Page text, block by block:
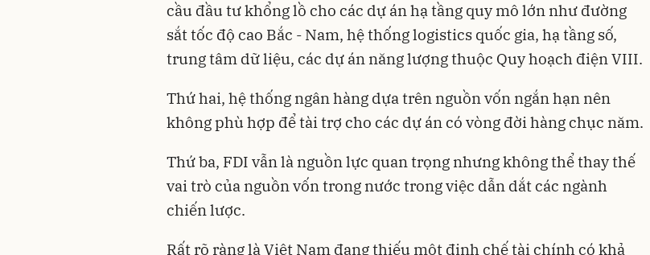
cầu đầu tư khổng lồ cho các dự án hạ tầng quy mô lớn như đường
sắt tốc độ cao Bắc - Nam, hệ thống logistics quốc gia, hạ tầng số,
trung tâm dữ liệu, các dự án năng lượng thuộc Quy hoạch điện VIII.
Thứ hai, hệ thống ngân hàng dựa trên nguồn vốn ngắn hạn nên
không phù hợp để tài trợ cho các dự án có vòng đời hàng chục năm.
Thứ ba, FDI vẫn là nguồn lực quan trọng nhưng không thể thay thế
vai trò của nguồn vốn trong nước trong việc dẫn dắt các ngành
chiến lược.
Rất rõ ràng là Việt Nam đang thiếu một định chế tài chính có khả